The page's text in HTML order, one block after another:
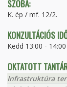
SZOBA:
K. ép / mf. 12/2.
KONZULTÁCIÓS
Kedd 13:00 -
OKTATOTT
Infrastruktúra